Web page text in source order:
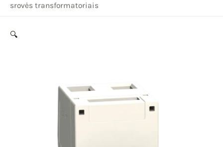
srovės transformatoriais
🔍